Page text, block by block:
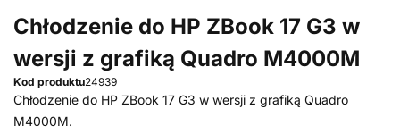
Chłodzenie do HP ZBook 17 G3 w
wersji z grafiką Quadro M4000M
Kod produktu24939
Chłodzenie do HP ZBook 17 G3 w wersji z grafiką Quadro
M4000M.